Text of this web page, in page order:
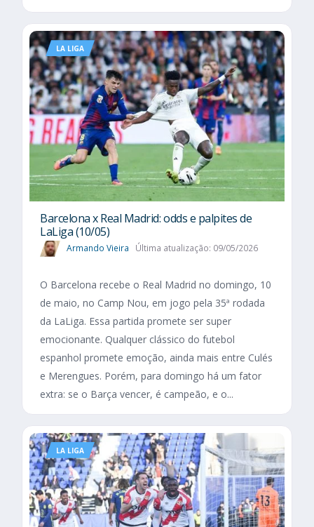
LA LIGA
Barcelona x Real Madrid: odds e palpites de
LaLiga (10/05)
Armando Vieira Última atualização: 09/05/2026
O Barcelona recebe o Real Madrid no domingo, 10
de maio, no Camp Nou, em jogo pela 35ª rodada
da LaLiga. Essa partida promete ser super
emocionante. Qualquer clássico do futebol
espanhol promete emoção, ainda mais entre Culés
e Merengues. Porém, para domingo há um fator
extra: se o Barça vencer, é campeão, e o...
LA LIGA